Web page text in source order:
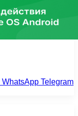
WhatsApp Telegram